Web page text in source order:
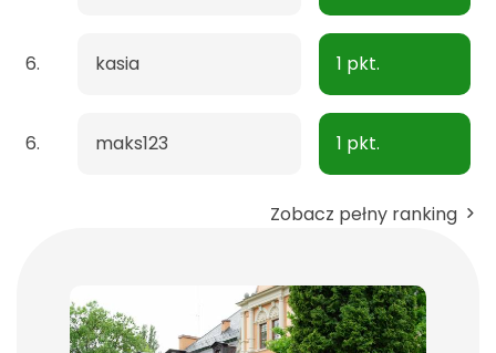
6. kasia 1 pkt.
6. maks123 1 pkt.
Zobacz pełny ranking